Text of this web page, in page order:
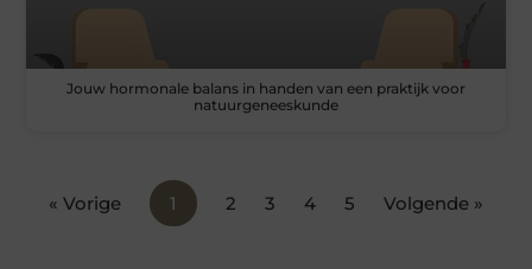
Jouw hormonale balans in handen van een praktijk voor
natuurgeneeskunde
« Vorige 1 2 3 4 5 Volgende »